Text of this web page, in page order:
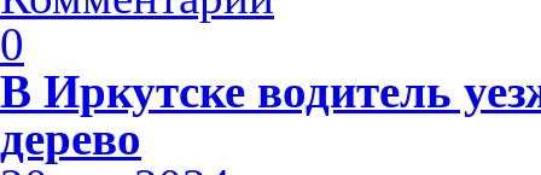
0
В Иркутске водитель
дерево